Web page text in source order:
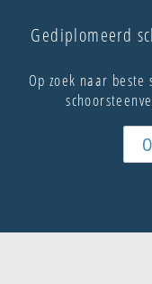
Gediplomeerd
Op zoek naar